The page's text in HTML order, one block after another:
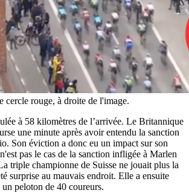
cercle rouge, à droite de l'image.
à 58 kilomètres de l’arrivée. Le Britannique
une minute après avoir entendu la sanction
Son éviction a donc eu un impact sur son
pas le cas de la sanction infligée à Marlen
triple championne de Suisse ne jouait plus la
surprise au mauvais endroit. Elle a ensuite
peloton de 40 coureurs.